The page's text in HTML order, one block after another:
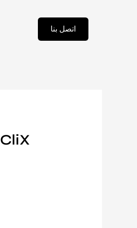
اتصل بنا
ارخص وافضل تطبيق توصيل مشاوير في المملكة العربيه السعوديه برنامج CliX